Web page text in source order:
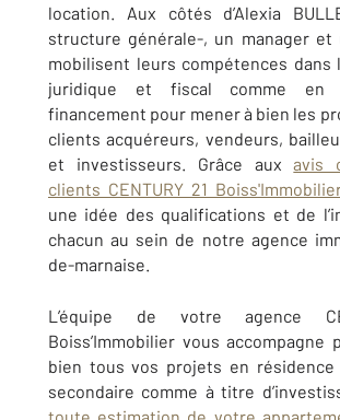
location. Aux côtés d’Alexia
structure générale-, un manager et
mobilisent leurs compétences dans
juridique et fiscal comme en
financement pour mener à bien les
clients acquéreurs, vendeurs,
et investisseurs. Grâce auxavis
clients CENTURY 21 Boiss'Immobilier
une idée des qualifications et de
chacun au sein de notre agence
de-marnaise.
L’équipe de votre agence
Boiss’Immobilier vous accompagne
bien tous vos projets en résidence
secondaire comme à titre